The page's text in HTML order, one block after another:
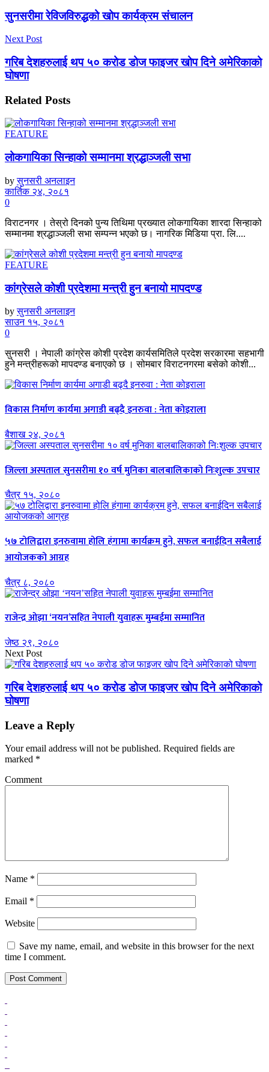
सुनसरीमा रेविजविरुद्धको खोप कार्यक्रम संचालन
Next Post
गरिब देशहरुलाई थप ५० करोड डोज फाइजर खोप दिने अमेरिकाको
घोषणा
Related Posts
FEATURE
लोकगायिका सिन्हाको सम्मानमा श्रद्धाञ्जली सभा
by सुनसरी अनलाइन
कार्तिक २४, २०८१
0
विराटनगर । तेस्रो दिनको पुन्य तिथिमा प्रख्यात लोकगायिका शारदा सिन्हाको
सम्मानमा श्रद्धाञ्जली सभा सम्पन्न भएको छ। नागरिक मिडिया प्रा. लि....
FEATURE
कांग्रेसले कोशी प्रदेशमा मन्त्री हुन बनायो मापदण्ड
by सुनसरी अनलाइन
साउन १५, २०८१
0
सुनसरी । नेपाली कांग्रेस कोशी प्रदेश कार्यसमितिले प्रदेश सरकारमा सहभागी
हुने मन्त्रीहरूको मापदण्ड बनाएको छ । सोमबार विराटनगरमा बसेको कोशी...
विकास निर्माण कार्यमा अगाडी बढ्दै इनरुवा : नेता कोइराला
बैशाख २४, २०८१
जिल्ला अस्पताल सुनसरीमा १० वर्ष मुनिका बालबालिकाको निःशुल्क उपचार
चैत्र १५, २०८०
५७ टोलिद्वारा इनरुवामा होलि हंगामा कार्यक्रम हुने, सफल बनाईदिन सबैलाई
आयोजकको आग्रह
चैत्र ८, २०८०
राजेन्द्र ओझा ‘नयन’सहित नेपाली युवाहरू मुम्बईमा सम्मानित
जेष्ठ २९, २०८०
Next Post
गरिब देशहरुलाई थप ५० करोड डोज फाइजर खोप दिने अमेरिकाको
घोषणा
Leave a Reply
Your email address will not be published. Required fields are
marked *
Comment
Name *
Email *
Website
Save my name, email, and website in this browser for the next
time I comment.